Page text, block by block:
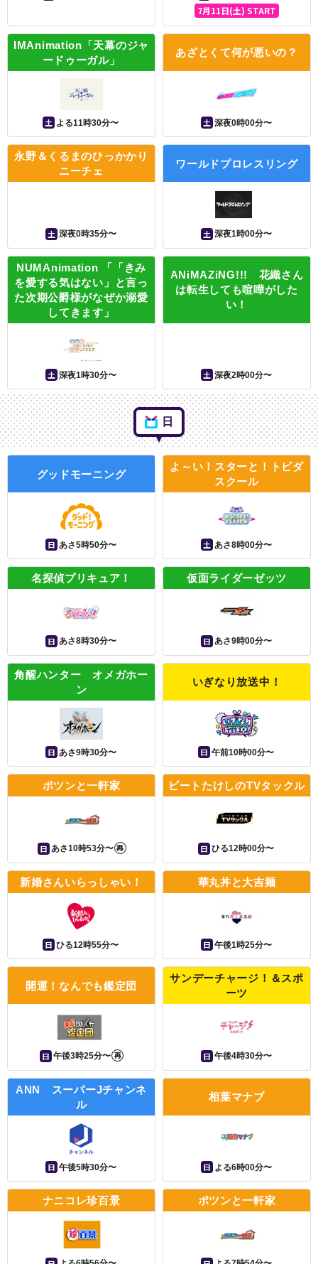
7月11日(土) START
IMAnimation「天幕のジャ
ードゥーガル」
土 よる11時30分〜
あざとくて何が悪いの？
土 深夜0時00分〜
永野＆くるまのひっかかり
ニーチェ
土 深夜0時35分〜
ワールドプロレスリング
土 深夜1時00分〜
NUMAnimation 「「きみ
を愛する気はない」と言っ
た次期公爵様がなぜか溺愛
してきます」
土 深夜1時30分〜
ANiMAZiNG!!! 花織さん
は転生しても喧嘩がした
い！
土 深夜2時00分〜
日
グッドモーニング
日 あさ5時50分〜
よ～い！スターと！トビダ
スクール
土 あさ8時00分〜
名探偵プリキュア！
日 あさ8時30分〜
仮面ライダーゼッツ
日 あさ9時00分〜
角醒ハンター オメガホー
ン
日 あさ9時30分〜
いぎなり放送中！
日 午前10時00分〜
ポツンと一軒家
日 あさ10時53分〜 再
ビートたけしのTVタックル
日 ひる12時00分〜
新婚さんいらっしゃい！
日 ひる12時55分〜
華丸丼と大吉麺
日 午後1時25分〜
開運！なんでも鑑定団
日 午後3時25分〜 再
サンデーチャージ！＆スポ
ーツ
日 午後4時30分〜
ANN スーパーJチャンネ
ル
日 午後5時30分〜
相葉マナブ
日 よる6時00分〜
ナニコレ珍百景 ポツンと一軒家